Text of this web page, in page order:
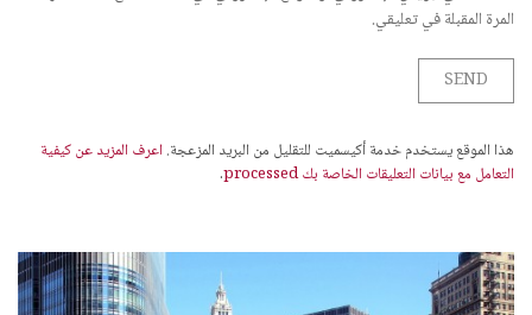
المرة المقبلة في تعليقي.
هذا الموقع يستخدم خدمة أكيسميت للتقليل من البريد المزعجة.اعرف المزيد عن كيفية
التعامل مع بيانات التعليقات الخاصة بك processed
.